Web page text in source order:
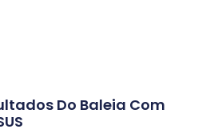
Do Baleia Com